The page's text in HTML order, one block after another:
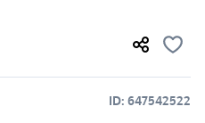
ID: 647542522